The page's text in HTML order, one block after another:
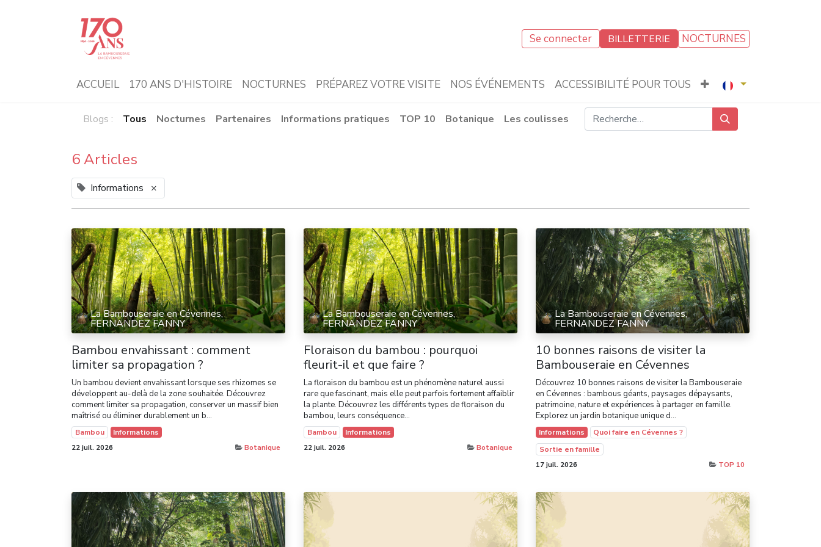
Se connecter BILLETTERIE NOCTURNES
ACCUEIL 170 ANS D'HISTOIRE NOCTURNES PRÉPAREZ VOTRE VISITE NOS ÉVÉNEMENTS ACCESSIBILITÉ POUR TOUS
Blogs : Tous Nocturnes Partenaires Informations pratiques TOP 10 Botanique Les coulisses
6 Articles
Informations ×
La Bambouseraie en Cévennes,
FERNANDEZ FANNY
Bambou envahissant : comment
limiter sa propagation ?
Un bambou devient envahissant lorsque ses rhizomes se
développent au-delà de la zone souhaitée. Découvrez
comment limiter sa propagation, conserver un massif bien
maîtrisé ou éliminer durablement un b...
Bambou Informations
22 juil. 2026 Botanique
La Bambouseraie en Cévennes,
FERNANDEZ FANNY
Floraison du bambou : pourquoi
fleurit-il et que faire ?
La floraison du bambou est un phénomène naturel aussi
rare que fascinant, mais elle peut parfois fortement affaiblir
la plante. Découvrez les différents types de floraison du
bambou, leurs conséquence...
Bambou Informations
22 juil. 2026 Botanique
La Bambouseraie en Cévennes,
FERNANDEZ FANNY
10 bonnes raisons de visiter la
Bambouseraie en Cévennes
Découvrez 10 bonnes raisons de visiter la Bambouseraie
en Cévennes : bambous géants, paysages dépaysants,
patrimoine, nature et expériences à partager en famille.
Explorez un jardin botanique unique d...
Informations
Quoi faire en Cévennes ?
Sortie en famille
17 juil. 2026 TOP 10